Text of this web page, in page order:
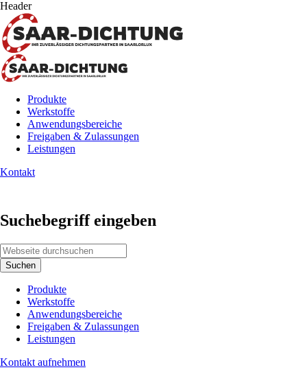
Header
Produkte
Werkstoffe
Anwendungsbereiche
Freigaben & Zulassungen
Leistungen
Kontakt
Suchebegriff eingeben
Suchen
Produkte
Werkstoffe
Anwendungsbereiche
Freigaben & Zulassungen
Leistungen
Kontakt aufnehmen